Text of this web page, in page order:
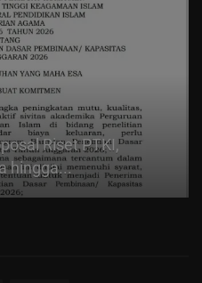
Riset PTKI,
hingga...